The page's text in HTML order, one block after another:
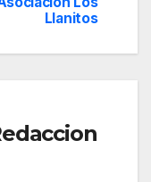
Llanitos